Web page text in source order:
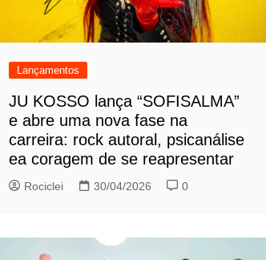
Lançamentos
JU KOSSO lança “SOFISALMA”
e abre uma nova fase na
carreira: rock autoral, psicanálise
ea coragem de se reapresentar
Rociclei 30/04/2026 0